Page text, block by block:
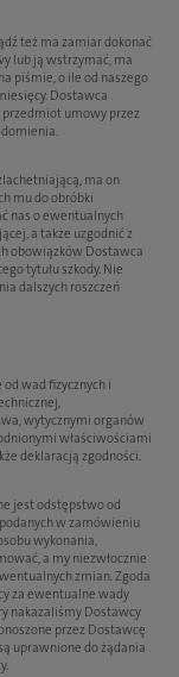
też ma zamiar dokonać
lub ją wstrzymać, ma
piśmie, o ile od naszego
Dostawca
umowy przez
ma on
mu do obróbki
nas o ewentualnych
a także uzgodnić z
obowiązków Dostawca
tytułu szkody. Nie
dalszych roszczeń
wad fizycznych i
wytycznymi organów
właściwościami
deklaracją zgodności.
jest odstępstwo od
w zamówieniu
wykonania,
a my niezwłocznie
zmian. Zgoda
za ewentualne wady
nakazaliśmy Dostawcy
przez Dostawcę
uprawnione do żądania